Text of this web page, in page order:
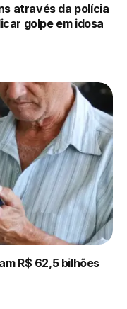
através da polícia
golpe em idosa
R$ 62,5 bilhões